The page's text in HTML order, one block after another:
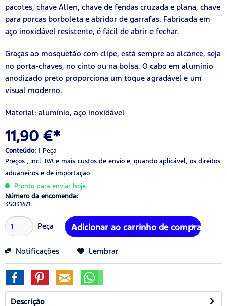
pacotes, chave Allen, chave de fendas cruzada e plana, chave
para porcas borboleta e abridor de garrafas. Fabricada em
aço inoxidável resistente, é fácil de abrir e fechar.
Graças ao mosquetão com clipe, está sempre ao alcance, seja
no porta-chaves, no cinto ou na bolsa. O cabo em alumínio
anodizado preto proporciona um toque agradável e um
visual moderno.
Material: alumínio, aço inoxidável
11,90 €*
Conteúdo: 1 Peça
Preços , incl. IVA e mais custos de envio e, quando aplicável, os direitos
aduaneiros e de importação
Pronto para enviar hoje.
Número da encomenda:
35031471
Peça Adicionar ao carrinho de compras
Notificações Lembrar
Descrição